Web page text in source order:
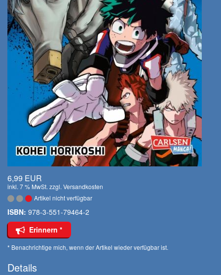
6,99 EUR
inkl. 7 % MwSt. zzgl. Versandkosten
Artikel nicht verfügbar
ISBN: 978-3-551-79464-2
Erinnern *
* Benachrichtige mich, wenn der Artikel wieder verfügbar ist.
Details